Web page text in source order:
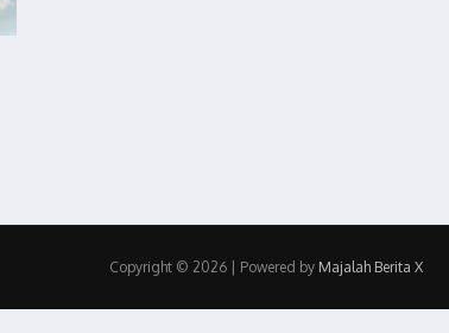
Copyright © 2026 | Powered by Majalah Berita X